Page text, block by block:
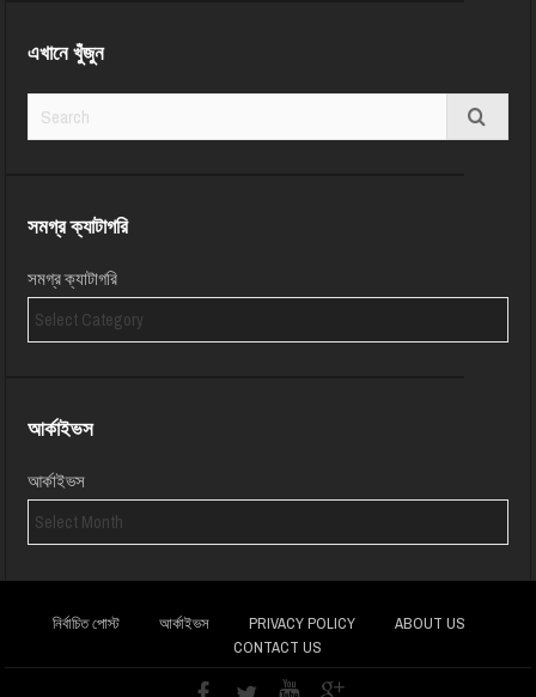
এখানে খুঁজুন
সমগ্র ক্যাটাগরি
সমগ্র ক্যাটাগরি
আর্কাইভস
আর্কাইভস
নির্বাচিত পোস্ট আর্কাইভস PRIVACY POLICY
ABOUT US
CONTACT US